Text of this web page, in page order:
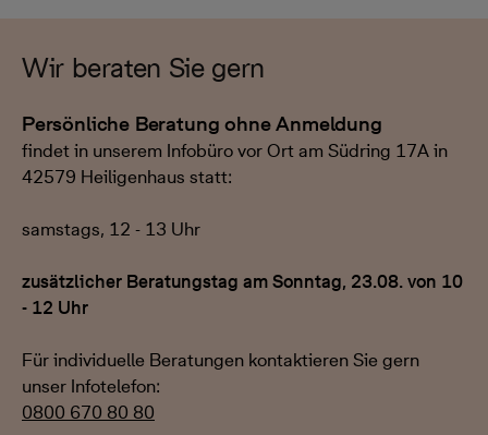
Wir beraten Sie gern
Persönliche Beratung ohne Anmeldung
findet in unserem Infobüro vor Ort am Südring 17A in
42579 Heiligenhaus statt:
samstags, 12 - 13 Uhr
zusätzlicher Beratungstag am Sonntag, 23.08. von 10
- 12 Uhr
Für individuelle Beratungen kontaktieren Sie gern
unser Infotelefon:
0800 670 80 80